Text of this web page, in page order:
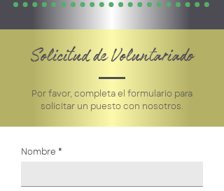
Solicitud de Voluntariado
Por favor, completa el formulario para
solicitar un puesto con nosotros.
Nombre